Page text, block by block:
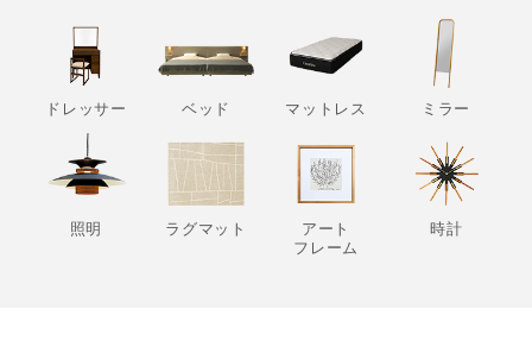
ドレッサー ベッド マットレス ミラー
照明 ラグマット
アート
フレーム
時計